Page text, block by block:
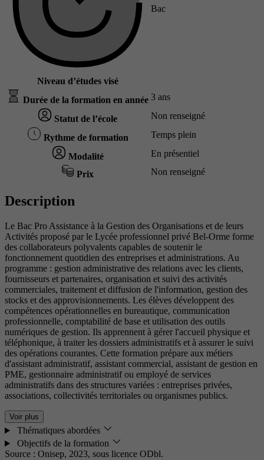
Niveau d’études visé
Bac
Durée de la formation en année 3 ans
Statut de l’école Non renseigné
Rythme de formation Temps plein
Modalité En présentiel
Prix Non renseigné
Description
Le Bac Pro Assistance à la Gestion des Organisations et de leurs
Activités proposé par le Lycée professionnel privé Bel-Orme forme
des collaborateurs polyvalents capables de soutenir le
fonctionnement quotidien des entreprises et administrations. Au
programme : gestion administrative des relations avec les clients,
fournisseurs et partenaires, organisation et suivi des activités
commerciales, traitement et diffusion de l'information, gestion des
stocks et des approvisionnements. Les élèves développent des
compétences opérationnelles en bureautique, communication
professionnelle, comptabilité de base et utilisation des outils
numériques de gestion. Ils apprennent à gérer l'accueil physique et
téléphonique, à traiter les dossiers administratifs et à assurer le suivi
des opérations courantes. Cette formation prépare aux métiers
d'assistant administratif, assistant commercial, assistant de gestion en
PME, gestionnaire administratif ou employé de services
administratifs dans des structures variées : entreprises privées,
associations, collectivités territoriales ou organismes publics.
Voir plus
Thématiques abordées
Objectifs de la formation
Source : Onisep, 2023, sous licence ODbl.